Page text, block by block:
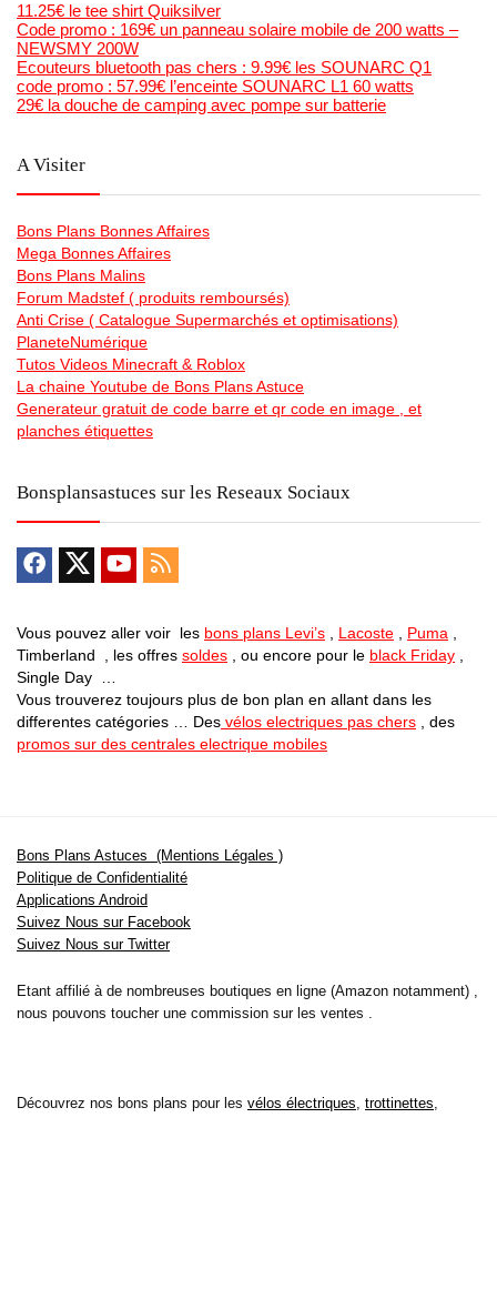
11.25€ le tee shirt Quiksilver
Code promo : 169€ un panneau solaire mobile de 200 watts –
NEWSMY 200W
Ecouteurs bluetooth pas chers : 9.99€ les SOUNARC Q1
code promo : 57.99€ l’enceinte SOUNARC L1 60 watts
29€ la douche de camping avec pompe sur batterie
A Visiter
Bons Plans Bonnes Affaires
Mega Bonnes Affaires
Bons Plans Malins
Forum Madstef ( produits remboursés)
Anti Crise ( Catalogue Supermarchés et optimisations)
PlaneteNumérique
Tutos Videos Minecraft & Roblox
La chaine Youtube de Bons Plans Astuce
Generateur gratuit de code barre et qr code en image , et
planches étiquettes
Bonsplansastuces sur les Reseaux Sociaux
Vous pouvez aller voir les bons plans Levi’s , Lacoste , Puma ,
Timberland , les offres soldes , ou encore pour le black Friday ,
Single Day …
Vous trouverez toujours plus de bon plan en allant dans les
differentes catégories … Des vélos electriques pas chers , des
promos sur des centrales electrique mobiles
Bons Plans Astuces (Mentions Légales )
Politique de Confidentialité
Applications Android
Suivez Nous sur Facebook
Suivez Nous sur Twitter
Etant affilié à de nombreuses boutiques en ligne (Amazon notamment) ,
nous pouvons toucher une commission sur les ventes .
Découvrez nos bons plans pour les vélos électriques, trottinettes,